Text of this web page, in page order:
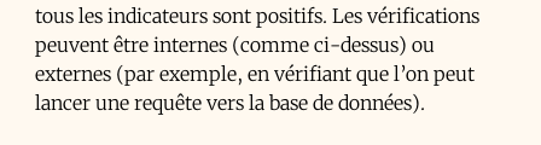
tous les indicateurs sont positifs. Les vérifications
peuvent être internes (comme ci-dessus) ou
externes (par exemple, en vérifiant que l’on peut
lancer une requête vers la base de données).